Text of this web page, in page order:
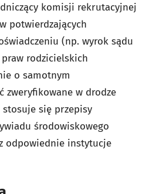
komisji rekrutacyjnej
potwierdzających
(np. wyrok sądu
rodzicielskich
o samotnym
zweryfikowane w drodze
stosuje się przepisy
środowiskowego
odpowiednie instytucje